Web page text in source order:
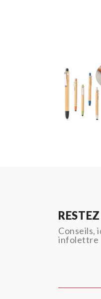
Conseils,
infolettre